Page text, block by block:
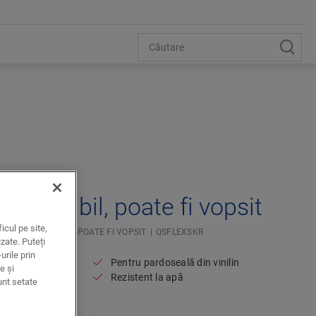
flexibil, poate fi vopsit
PLINTĂ FLEXIBIL, POATE FI VOPSIT QSFLEXSKR
Pentru pardoseală din vinilin
Rezistent la apă
pe site,
Puteți
prin
și
setate